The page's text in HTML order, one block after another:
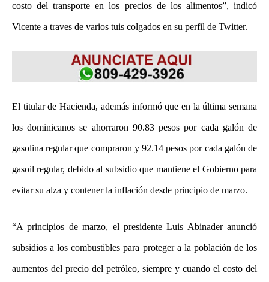
costo del transporte en los precios de los alimentos”, indicó
Vicente a traves de varios tuis colgados en su perfil de Twitter.
El titular de Hacienda, además informó que en la última semana
los dominicanos se ahorraron 90.83 pesos por cada galón de
gasolina regular que compraron y 92.14 pesos por cada galón de
gasoil regular, debido al subsidio que mantiene el Gobierno para
evitar su alza y contener la inflación desde principio de marzo.
“A principios de marzo, el presidente Luis Abinader anunció
subsidios a los combustibles para proteger a la población de los
aumentos del precio del petróleo, siempre y cuando el costo del